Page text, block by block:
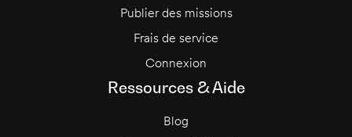
Publier des missions
Frais de service
Connexion
Ressources & Aide
Blog